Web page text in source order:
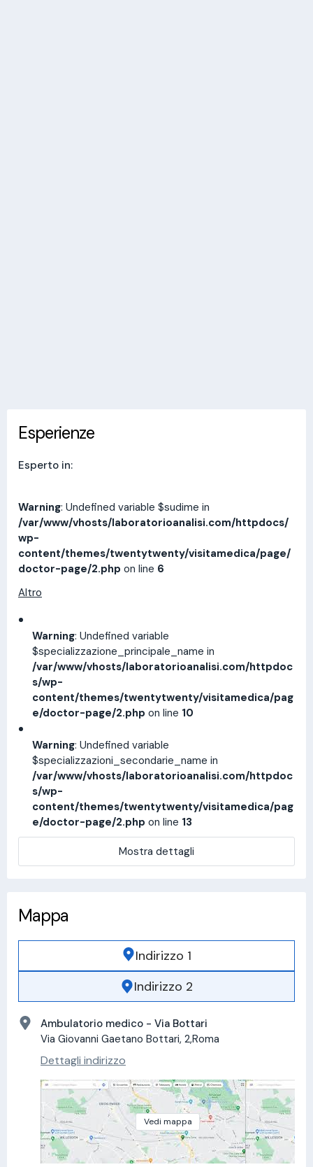
Esperienze
Esperto in:
Warning: Undefined variable $sudime in
/var/www/vhosts/laboratorioanalisi.com/httpdocs/
wp-
content/themes/twentytwenty/visitamedica/page/
doctor-page/2.php on line 6
Altro
Warning: Undefined variable
$specializzazione_principale_name in
/var/www/vhosts/laboratorioanalisi.com/httpdoc
s/wp-
content/themes/twentytwenty/visitamedica/pag
e/doctor-page/2.php on line 10
Warning: Undefined variable
$specializzazioni_secondarie_name in
/var/www/vhosts/laboratorioanalisi.com/httpdoc
s/wp-
content/themes/twentytwenty/visitamedica/pag
e/doctor-page/2.php on line 13
Mostra dettagli
Mappa
Indirizzo 1
Indirizzo 2
Ambulatorio medico - Via Bottari
Via Giovanni Gaetano Bottari, 2,Roma
Dettagli indirizzo
Vedi mappa